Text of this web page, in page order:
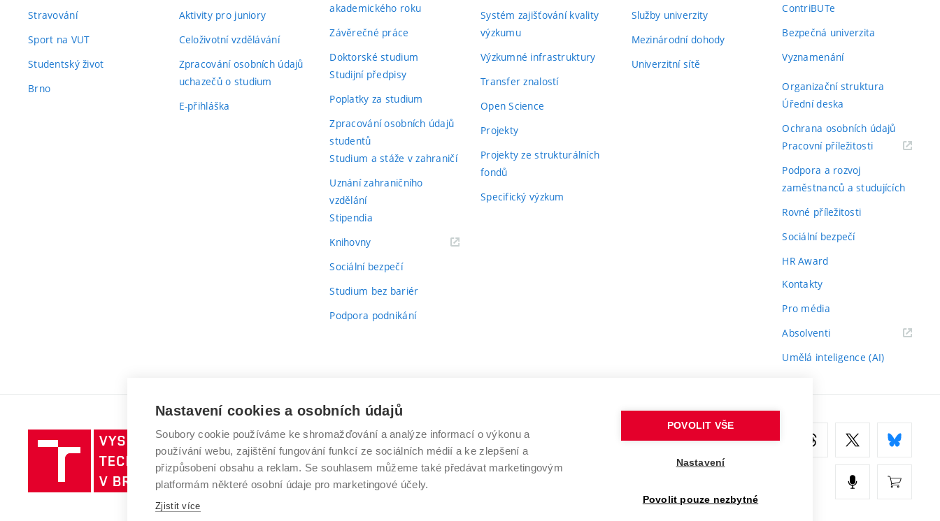
Stravování
Sport na VUT
Studentský život
Brno
Aktivity pro juniory
Celoživotní vzdělávání
Zpracování osobních údajů
uchazečů o studium
E-přihláška
akademického roku
Závěrečné práce
Doktorské studium
Studijní předpisy
Poplatky za studium
Zpracování osobních údajů
studentů
Studium a stáže v zahraničí
Uznání zahraničního
vzdělání
Stipendia
Knihovny(externí
Sociální bezpečí
Studium bez bariér
Podpora podnikání
Systém zajišťování kvality
výzkumu
Výzkumné infrastruktury
Transfer znalostí
Open Science
Projekty
Projekty ze strukturálních
fondů
Specifický výzkum
Služby univerzity
Mezinárodní dohody
Univerzitní sítě
ContriBUTe
Bezpečná univerzita
Vyznamenání
Organizační struktura
Úřední deska
Ochrana osobních údajů
Pracovní příležitosti(externí
Podpora a rozvoj
zaměstnanců a studujících
Rovné příležitosti
Sociální bezpečí
HR Award
Kontakty
Pro média
Absolventi(externí
Umělá inteligence (AI)
Vysoké
učení
technické
v
VYSOKÉ UČENÍ TECHNICKÉ V BRNĚ
Antonínská 548/1
602 00 Brno
www.vut.cz
Nastavení cookies a osobních údajů
Soubory cookie používáme ke shromažďování a analýze informací o výkonu a
používání webu, zajištění fungování funkcí ze sociálních médií a ke zlepšení a
přizpůsobení obsahu a reklam. Se souhlasem můžeme také předávat marketingovým
platformám některé osobní údaje pro marketingové účely.
Zjistit více
POVOLIT VŠE
Nastavení
Povolit pouze nezbytné